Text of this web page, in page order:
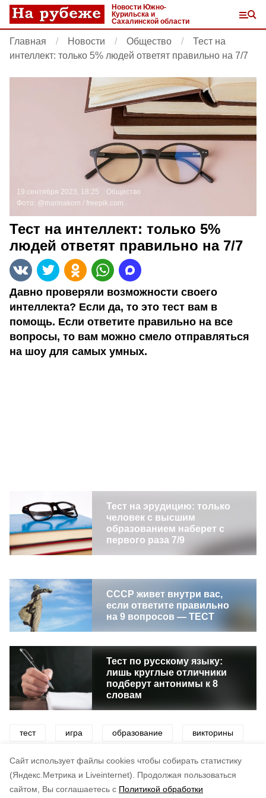
Cайт использует файлы cookies чтобы собирать статистику
(Яндекс.Метрика и Liveinternet).
Продолжая пользоваться
сайтом, Вы соглашаетесь с Политикой обработки
Новости Южно-
Курильска и
Сахалинской области
Главная Новости Общество
Тест на
интеллект: только 5% людей ответят правильно на 7/7
19 сентября 2023, 18:25
Общество
Фото: @marinakom / freepik.com
Тест на интеллект: только 5%
людей ответят правильно на 7/7
Давно проверяли возможности своего
интеллекта? Если да, то это тест вам в
помощь. Если ответите правильно на все
вопросы, то вам можно смело отправляться
на шоу для самых умных.
Тест на эрудицию: только
человек с высшим
образованием наберет с
первого раза 7/9
СССР живет внутри вас,
если ответите правильно
на 9 вопросов — ТЕСТ
Тест по русскому языку:
лишь круглые отличники
подберут антонимы к 8
словам
тест игра образование викторины
интеллект интеллектуальные игры школа